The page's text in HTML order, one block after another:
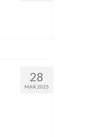
28
MAR 2025